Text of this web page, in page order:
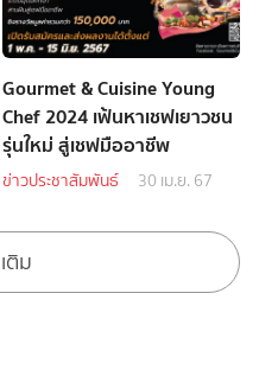
Gourmet & Cuisine Young
Chef 2024 เฟ้นหาเชฟเยาวชน
รุ่นใหม่ สู่เชฟมืออาชีพ
ข่าวประชาสัมพันธ์ 30 เม.ย. 67
ติม